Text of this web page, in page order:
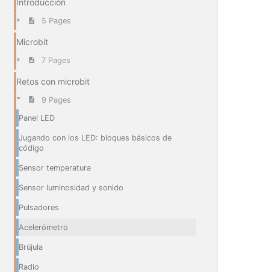
Introducción
5 Pages
Microbit
7 Pages
Retos con microbit
9 Pages
Panel LED
Jugando con los LED: bloques básicos de
código
Sensor temperatura
Sensor luminosidad y sonido
Pulsadores
Acelerómetro
Brújula
Radio